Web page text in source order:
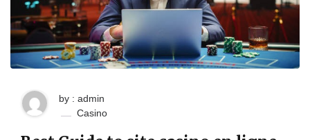
by : admin
Casino